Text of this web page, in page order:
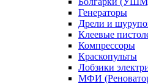
Генераторы
Дрели и
Клеевые
Компрессоры
Краскопульты
Лобзики
МФИ